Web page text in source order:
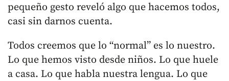
pequeño gesto reveló algo que hacemos todos,
casi sin darnos cuenta.
Todos creemos que lo “normal” es lo nuestro.
Lo que hemos visto desde niños. Lo que huele
a casa. Lo que habla nuestra lengua. Lo que